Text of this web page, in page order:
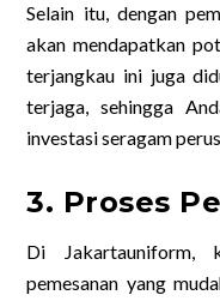
Selain itu, dengan
akan mendapatkan
terjangkau ini juga
terjaga, sehingga
investasi seragam
3. Proses
Di Jakartauniform,
pemesanan yang